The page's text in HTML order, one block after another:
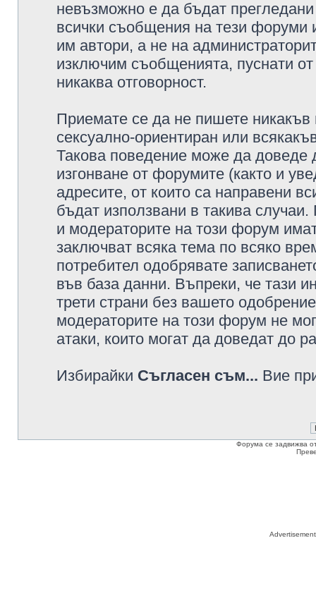
невъзможно е да бъдат
всички съобщения на тези форуми
им автори, а не на
изключим съобщенията, пуснати
никаква отговорност.
Приемате се да не пишете никакъв
сексуално-ориентиран или
Такова поведение може да доведе
изгонване от форумите (както и
адресите, от които са направени
бъдат използвани в такива
и модераторите на този форум
заключват всяка тема по всяко
потребител одобрявате
във база данни. Въпреки, че тази
трети страни без вашето
модераторите на този форум не
атаки, които могат да доведат до
Избирайки Съгласен съм... Вие
Форума се задвижва